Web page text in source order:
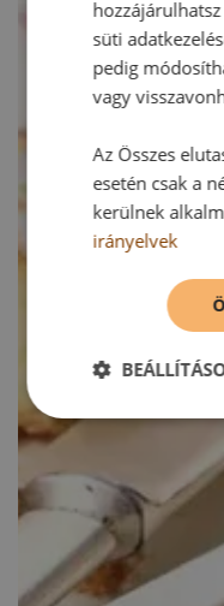
süti
pedig
vagy
Az Összes
esetén csak a
kerülnek
irányelvek